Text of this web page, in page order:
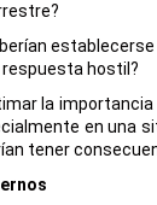
hostil?
la
en una
tener